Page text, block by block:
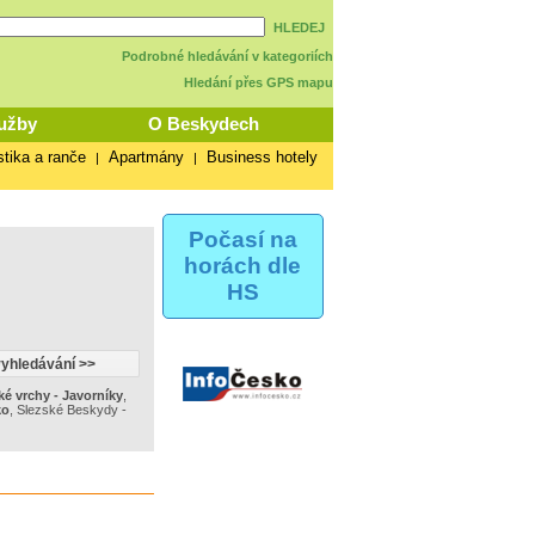
HLEDEJ
Podrobné hledávání v kategoriích
Hledání přes GPS mapu
O Beskydech
a ranče | Apartmány | Business hotely
Počasí na
horách dle
HS
vrchy - Javorníky,
, Slezské Beskydy -